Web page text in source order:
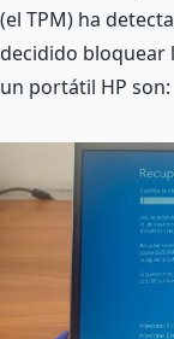
(el TPM) ha
decidido bloquear
un portátil HP son: